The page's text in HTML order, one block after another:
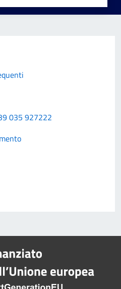
035 927222